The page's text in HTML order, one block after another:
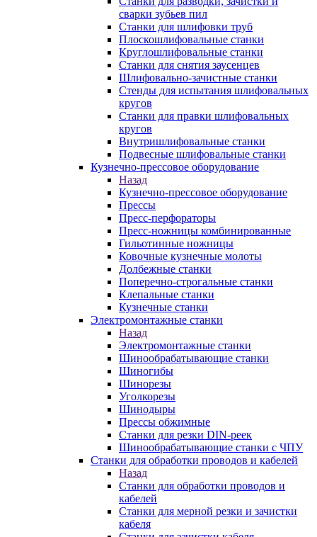
сварки зубьев пил
Станки для шлифовки труб
Плоскошлифовальные станки
Круглошлифовальные станки
Станки для снятия заусенцев
Шлифовально-зачистные станки
Стенды для испытания шлифовальных
кругов
Станки для правки шлифовальных
кругов
Внутришлифовальные станки
Подвесные шлифовальные станки
Кузнечно-прессовое оборудование
Назад
Кузнечно-прессовое оборудование
Прессы
Пресс-перфораторы
Пресс-ножницы комбинированные
Гильотинные ножницы
Ковочные кузнечные молоты
Долбежные станки
Поперечно-строгальные станки
Клепальные станки
Кузнечные станки
Электромонтажные станки
Назад
Электромонтажные станки
Шинообрабатывающие станки
Шиногибы
Шинорезы
Уголкорезы
Шинодыры
Прессы обжимные
Станки для резки DIN-реек
Шинообрабатывающие станки с ЧПУ
Станки для обработки проводов и кабелей
Назад
Станки для обработки проводов и
кабелей
Станки для мерной резки и зачистки
кабеля